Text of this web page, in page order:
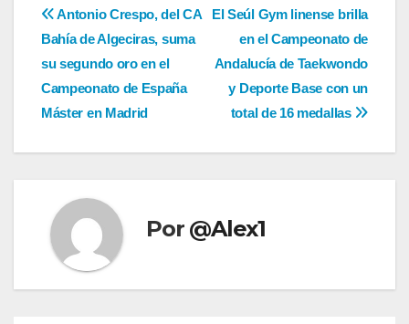
Navegación
de
entradas
El Seúl Gym linense brilla
en el Campeonato de
Andalucía de Taekwondo
y Deporte Base con un
total de 16 medallas
Antonio Crespo, del CA
Bahía de Algeciras, suma
su segundo oro en el
Campeonato de España
Máster en Madrid
Por @Alex1